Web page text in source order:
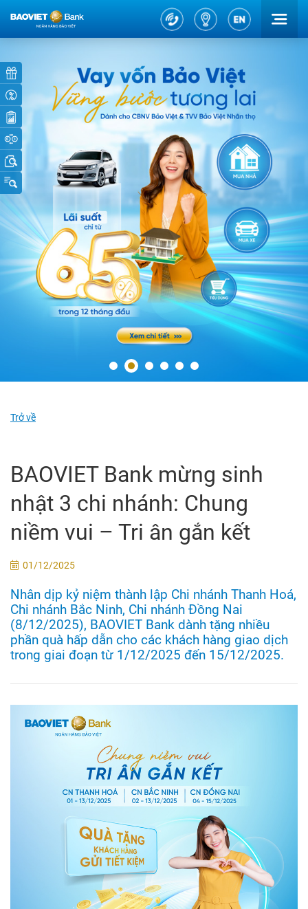
Trở về
BAOVIET Bank mừng sinh
nhật 3 chi nhánh: Chung
niềm vui – Tri ân gắn kết
01/12/2025
Nhân dịp kỷ niệm thành lập Chi nhánh Thanh Hoá,
Chi nhánh Bắc Ninh, Chi nhánh Đồng Nai
(8/12/2025), BAOVIET Bank dành tặng nhiều
phần quà hấp dẫn cho các khách hàng giao dịch
trong giai đoạn từ 1/12/2025 đến 15/12/2025.